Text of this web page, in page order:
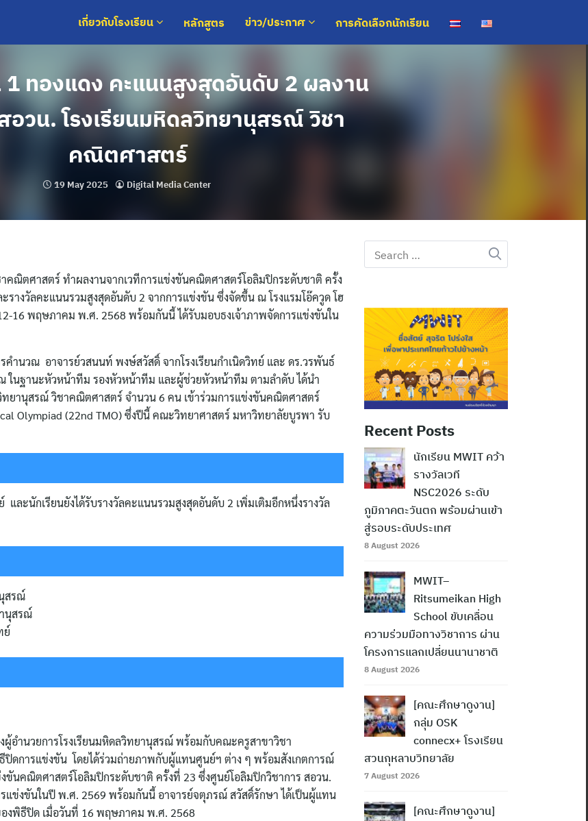
เกี่ยวกับโรงเรียน หลักสูตร ข่าว/ประกาศ การคัดเลือกนักเรียน
1 ทองแดง คะแนนสูงสุดอันดับ 2 ผลงาน
อวน. โรงเรียนมหิดลวิทยานุสรณ์ วิชา
คณิตศาสตร์
19 May 2025 Digital Media Center
คณิตศาสตร์ ทำผลงานจากเวทีการแข่งขันคณิตศาสตร์โอลิมปิกระดับชาติ ครั้ง
างวัลคะแนนรวมสูงสุดอันดับ 2 จากการแข่งขัน ซึ่งจัดขึ้น ณ โรงแรมโอ๊ควูด โฮ
16 พฤษภาคม พ.ศ. 2568 พร้อมกันนี้ ได้รับมอบธงเจ้าภาพจัดการแข่งขันใน
ำนวณ อาจารย์วสนนท์ พงษ์สวัสดิ์ จากโรงเรียนกำเนิดวิทย์ และ ดร.วรพันธ์
นฐานะหัวหน้าทีม รองหัวหน้าทีม และผู้ช่วยหัวหน้าทีม ตามลำดับ ได้นำ
ทยานุสรณ์ วิชาคณิตศาสตร์ จำนวน 6 คน เข้าร่วมการแข่งขันคณิตศาสตร์
Olympiad (22nd TMO) ซึ่งปีนี้ คณะวิทยาศาสตร์ มหาวิทยาลัยบูรพา รับ
ละนักเรียนยังได้รับรางวัลคะแนนรวมสูงสุดอันดับ 2 เพิ่มเติมอีกหนึ่งรางวัล
สรณ์
นุสรณ์
ย์
อำนวยการโรงเรียนมหิดลวิทยานุสรณ์ พร้อมกับคณะครูสาขาวิชา
ดการแข่งขัน โดยได้ร่วมถ่ายภาพกับผู้แทนศูนย์ฯ ต่าง ๆ พร้อมสังเกตการณ์
ขันคณิตศาสตร์โอลิมปิกระดับชาติ ครั้งที่ 23 ซึ่งศูนย์โอลิมปิกวิชาการ สอวน.
รแข่งขันในปี พ.ศ. 2569 พร้อมกันนี้ อาจารย์จตุภรณ์ สวัสดิ์รักษา ได้เป็นผู้แทน
องพิธีปิด เมื่อวันที่ 16 พฤษภาคม พ.ศ. 2568
Search
for:
Recent Posts
นักเรียน MWIT คว้า
รางวัลเวที
NSC2026 ระดับ
ภูมิภาคตะวันตก พร้อมผ่านเข้า
สู่รอบระดับประเทศ
8 August 2026
MWIT–
Ritsumeikan High
School ขับเคลื่อน
ความร่วมมือทางวิชาการ ผ่าน
โครงการแลกเปลี่ยนนานาชาติ
8 August 2026
[คณะศึกษาดูงาน]
กลุ่ม OSK
connecx+ โรงเรียน
สวนกุหลาบวิทยาลัย
7 August 2026
[คณะศึกษาดูงาน]